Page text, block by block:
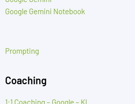
Google Gemini Notebook
Prompting
Coaching
1:1 Coaching – Google – KI